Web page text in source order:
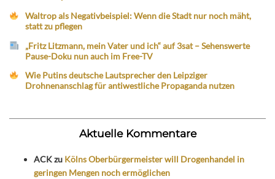
Waltrop als Negativbeispiel: Wenn die Stadt nur noch mäht,
statt zu pflegen
„Fritz Litzmann, mein Vater und ich“ auf 3sat – Sehenswerte
Pause-Doku nun auch im Free-TV
Wie Putins deutsche Lautsprecher den Leipziger
Drohnenanschlag für antiwestliche Propaganda nutzen
Aktuelle Kommentare
ACKzu Kölns Oberbürgermeister will Drogenhandel in
geringen Mengen noch ermöglichen